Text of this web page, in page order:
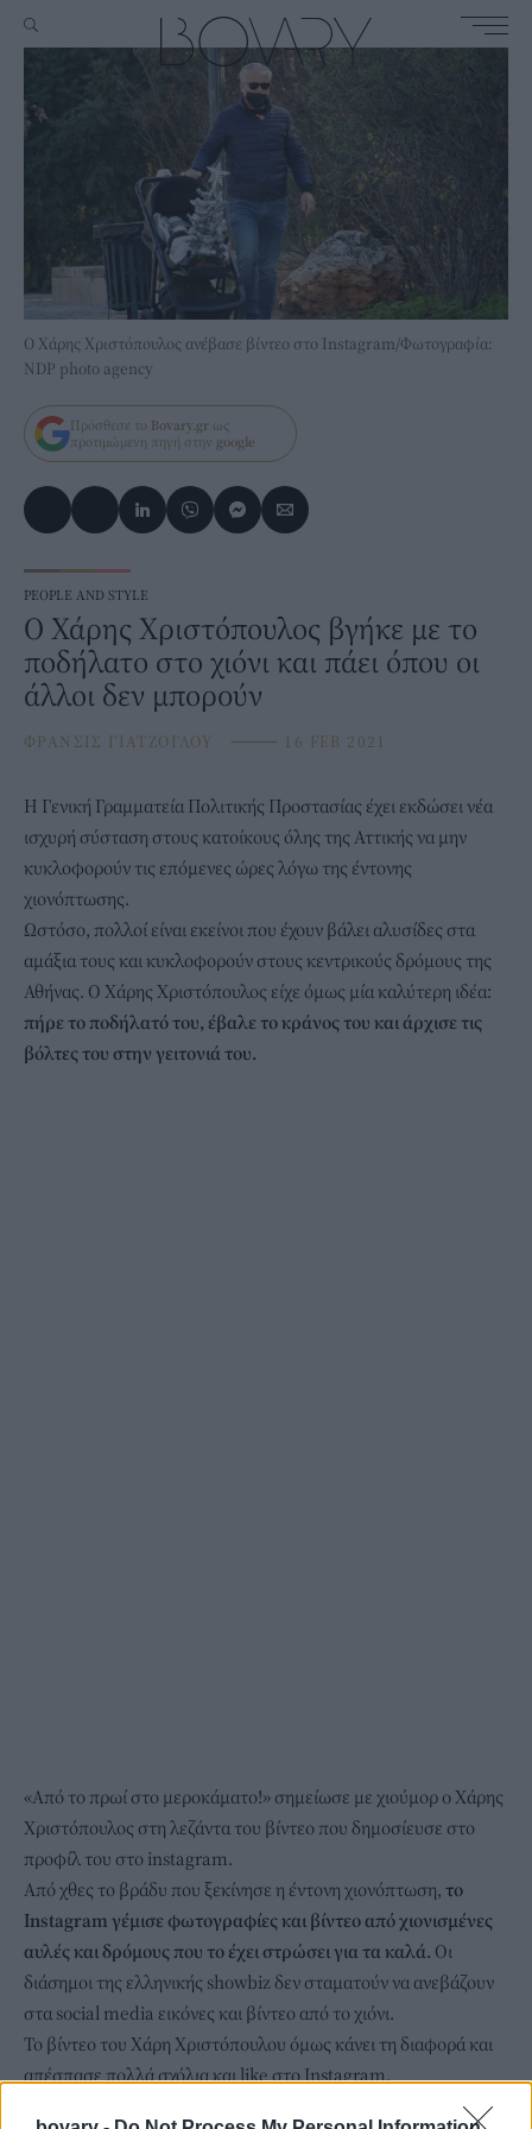
O Χάρης Χριστόπουλος ανέβασε βίντεο στο Instagram/Φωτογραφία:
NDP photo agency
Πρόσθεσε το Bovary.gr ως
προτιμώμενη πηγή στην google
PEOPLE AND STYLE
Ο Χάρης Χριστόπουλος βγήκε με το
ποδήλατο στο χιόνι και πάει όπου οι
άλλοι δεν μπορoύν
ΦΡΑΝΣΙΣ ΓΙΑΤΖΟΓΛΟΥ ⸻ 16 FEB 2021
Η Γενική Γραμματεία Πολιτικής Προστασίας έχει εκδώσει νέα
ισχυρή σύσταση στους κατοίκους όλης της Αττικής να μην
κυκλοφορούν τις επόμενες ώρες λόγω της έντονης
χιονόπτωσης.
Ωστόσο, πολλοί είναι εκείνοι που έχουν βάλει αλυσίδες στα
αμάξια τους και κυκλοφορούν στους κεντρικούς δρόμους της
Αθήνας. Ο Χάρης Χριστόπουλος είχε όμως μία καλύτερη ιδέα:
πήρε το ποδήλατό του, έβαλε το κράνος του και άρχισε τις
βόλτες του στην γειτονιά του.
«Από το πρωί στο μεροκάματο!» σημείωσε με χιούμορ o Χάρης
Χριστόπουλος στη λεζάντα του βίντεο που δημοσίευσε στο
προφίλ του στο instagram.
Από χθες το βράδυ που ξεκίνησε η έντονη χιονόπτωση, το
Instagram γέμισε φωτογραφίες και βίντεο από χιονισμένες
αυλές και δρόμους που το έχει στρώσει για τα καλά. Οι
διάσημοι της ελληνικής showbiz δεν σταματούν να ανεβάζουν
στα social media εικόνες και βίντεο από το χιόνι.
Το βίντεο του Χάρη Χριστόπουλου όμως κάνει τη διαφορά και
απέσπασε πολλά σχόλια και like στο Instagram.